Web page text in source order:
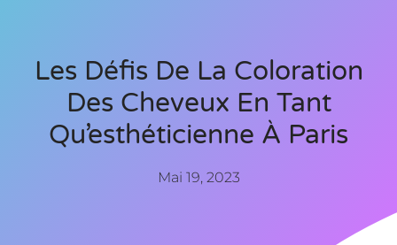
Les Défis De La Coloration
Des Cheveux En Tant
Qu’esthéticienne À Paris
Mai 19, 2023